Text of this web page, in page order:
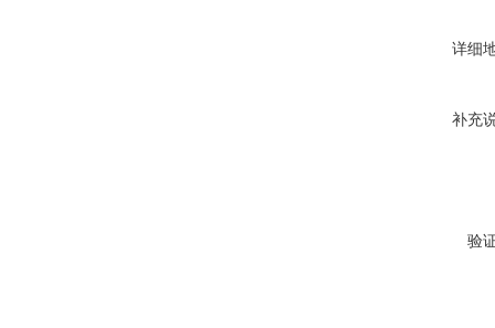
详细
补充
验